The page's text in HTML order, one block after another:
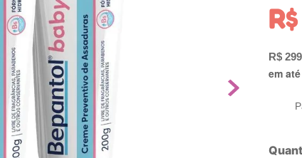
R$
R$ 299
em